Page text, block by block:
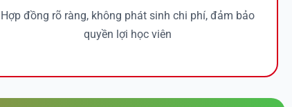
Hợp đồng rõ ràng, không phát sinh chi phí, đảm bảo
quyền lợi học viên